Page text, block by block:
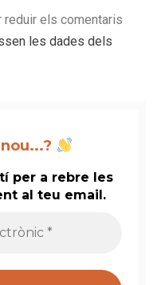
els comentaris
les dades dels
per a rebre les
al teu email.